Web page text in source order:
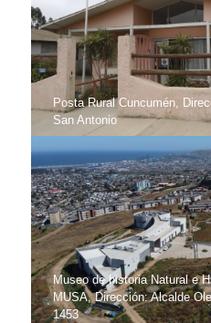
Posta Rural Cuncumén,
San Antonio
Museo de historia Natural e
MUSA, Dirección: Alcalde
1453